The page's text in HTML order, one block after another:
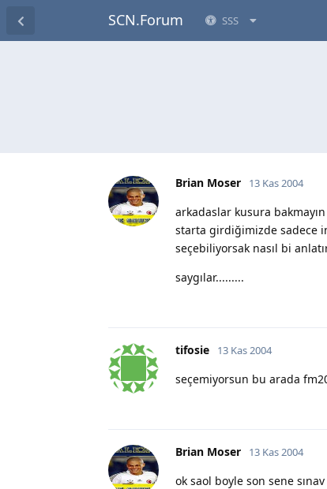
SCN.Forum SSS
Brian Moser 13 Kas 2004
arkadaslar kusura
starta girdiğimizde sadece
seçebiliyorsak nasıl bi
saygılar.........
tifosie 13 Kas 2004
seçemiyorsun bu arada
Brian Moser 13 Kas 2004
ok saol boyle son sene